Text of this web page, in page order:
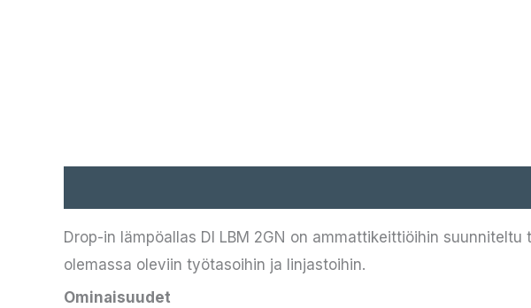
Drop-in lämpöallas DI LBM 2GN on ammattikeittiöihin
olemassa oleviin työtasoihin ja linjastoihin.
Ominaisuudet